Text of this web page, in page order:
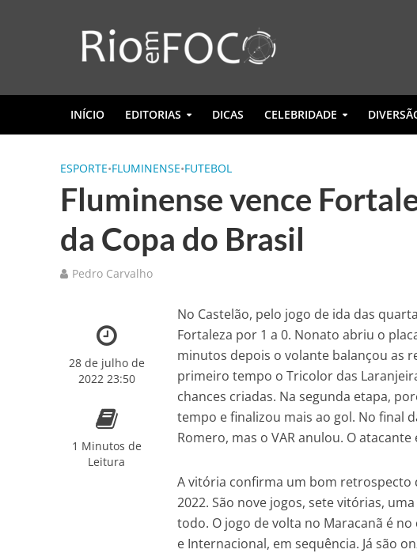
INÍCIO EDITORIAS DICAS CELEBRIDADE
ESPORTE•FLUMINENSE•FUTEBOL
Fluminense vence
da Copa do Brasil
Pedro Carvalho
28 de julho de
2022 23:50
1 Minutos de
Leitura
No Castelão, pelo jogo de ida das
Fortaleza por 1 a 0. Nonato abriu o
minutos depois o volante balançou as
primeiro tempo o Tricolor das
chances criadas. Na segunda etapa,
tempo e finalizou mais ao gol. No final
Romero, mas o VAR anulou. O
A vitória confirma um bom retrospecto
2022. São nove jogos, sete vitórias,
todo. O jogo de volta no Maracanã é
e Internacional, em sequência. Já são